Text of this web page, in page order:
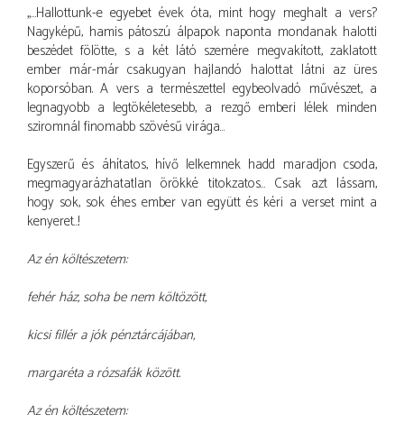
„…Hallottunk-e egyebet évek óta, mint hogy meghalt a vers?
Nagyképű, hamis pátoszú álpapok naponta mondanak halotti
beszédet fölötte, s a két látó szemére megvakított, zaklatott
ember már-már csakugyan hajlandó halottat látni az üres
koporsóban. A vers a természettel egybeolvadó művészet, a
legnagyobb a legtökéletesebb, a rezgő emberi lélek minden
sziromnál finomabb szövésű virága…
Egyszerű és áhítatos, hívő lelkemnek hadd maradjon csoda,
megmagyarázhatatlan örökké titokzatos… Csak azt lássam,
hogy sok, sok éhes ember van együtt és kéri a verset mint a
kenyeret…!
Az én költészetem:
fehér ház, soha be nem költözött,
kicsi fillér a jók pénztárcájában,
margaréta a rózsafák között.
Az én költészetem: